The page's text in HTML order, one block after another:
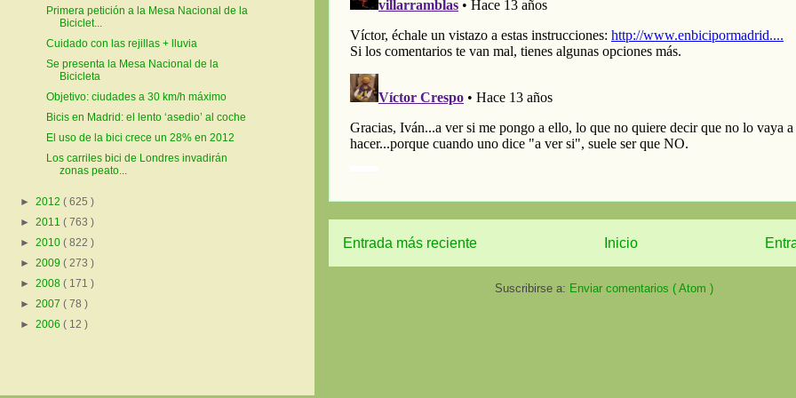
Entrada más reciente Inicio
Suscribirse a: Enviar comentarios ( Atom )
Primera petición a la Mesa Nacional de la
Biciclet...
Cuidado con las rejillas + lluvia
Se presenta la Mesa Nacional de la
Bicicleta
Objetivo: ciudades a 30 km/h máximo
Bicis en Madrid: el lento ‘asedio’ al coche
El uso de la bici crece un 28% en 2012
Los carriles bici de Londres invadirán
zonas peato...
► 2012 ( 625 )
► 2011 ( 763 )
► 2010 ( 822 )
► 2009 ( 273 )
► 2008 ( 171 )
► 2007 ( 78 )
► 2006 ( 12 )